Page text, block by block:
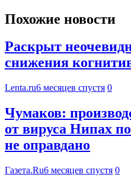
Похожие новости
Раскрыт
снижения
Lenta.ru6 месяцев спустя 0
Чумаков:
от вируса Нипах
не оправдано
Газета.Ru6 месяцев спустя 0